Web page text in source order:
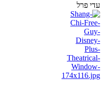
עדי פרל